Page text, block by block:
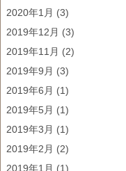
2020年1月 (3)
2019年12月 (3)
2019年11月 (2)
2019年9月 (3)
2019年6月 (1)
2019年5月 (1)
2019年3月 (1)
2019年2月 (2)
2019年1月 (1)